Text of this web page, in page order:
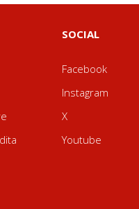
SOCIAL
Facebook
Instagram
X
Youtube